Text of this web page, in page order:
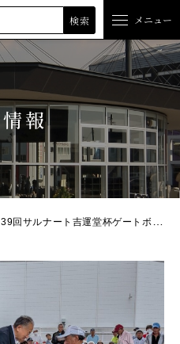
検索 メニュー
報
サルナート吉運堂杯ゲートボール大会開催